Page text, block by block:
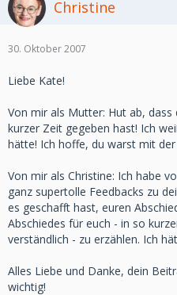
Christine
30. Oktober 2007
Liebe Kate!
Von mir als Mutter: Hut ab,
kurzer Zeit gegeben hast! Ich
hätte! Ich hoffe, du warst mit
Von mir als Christine: Ich habe
ganz supertolle Feedbacks zu
es geschafft hast, euren
Abschiedes für euch - in so
verständlich - zu erzählen. Ich
Alles Liebe und Danke, dein
wichtig!